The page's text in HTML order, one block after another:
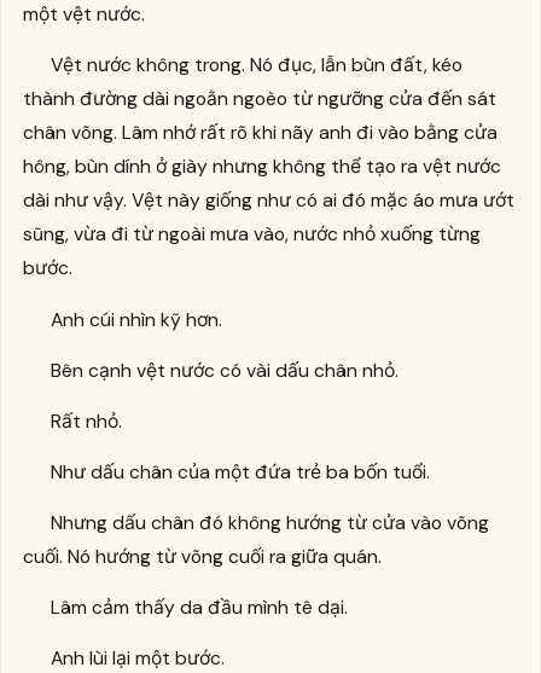
một vệt nước.
Vệt nước không trong. Nó đục, lẫn bùn đất, kéo
thành đường dài ngoằn ngoèo từ ngưỡng cửa đến sát
chân võng. Lâm nhớ rất rõ khi nãy anh đi vào bằng cửa
hông, bùn dính ở giày nhưng không thể tạo ra vệt nước
dài như vậy. Vệt này giống như có ai đó mặc áo mưa ướt
sũng, vừa đi từ ngoài mưa vào, nước nhỏ xuống từng
bước.
Anh cúi nhìn kỹ hơn.
Bên cạnh vệt nước có vài dấu chân nhỏ.
Rất nhỏ.
Như dấu chân của một đứa trẻ ba bốn tuổi.
Nhưng dấu chân đó không hướng từ cửa vào võng
cuối. Nó hướng từ võng cuối ra giữa quán.
Lâm cảm thấy da đầu mình tê dại.
Anh lùi lại một bước.